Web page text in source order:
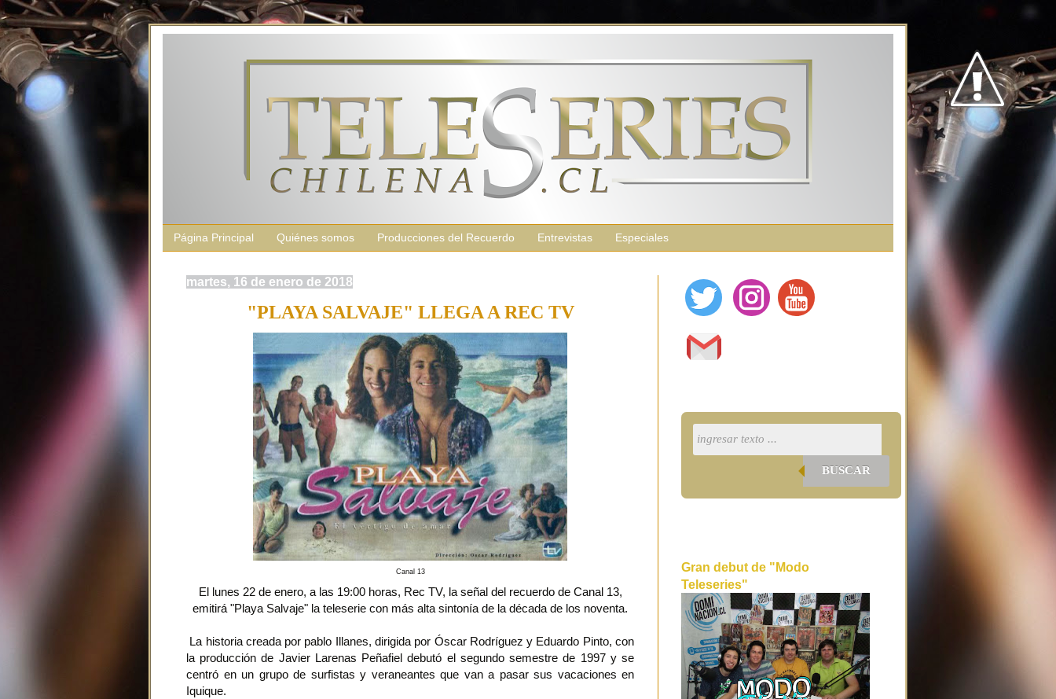
Página Principal Quiénes somos Producciones del Recuerdo Entrevistas Especiales
martes, 16 de enero de 2018
"PLAYA SALVAJE" LLEGA A REC TV
Canal 13
El lunes 22 de enero, a las 19:00 horas, Rec TV, la señal del recuerdo de Canal 13,
emitirá "Playa Salvaje" la teleserie con más alta sintonía de la década de los noventa.
La historia creada por pablo Illanes, dirigida por Óscar Rodríguez y Eduardo Pinto, con
la producción de Javier Larenas Peñafiel debutó el segundo semestre de 1997 y se
centró en un grupo de surfistas y veraneantes que van a pasar sus vacaciones en
Iquique.
BUSCAR
Gran debut de "Modo
Teleseries"